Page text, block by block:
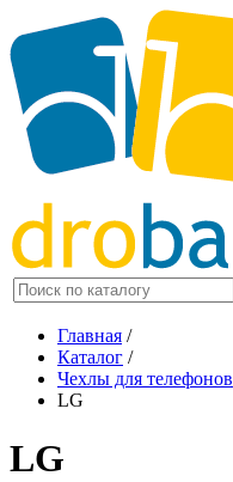
Главная /
Каталог /
Чехлы для телефонов
LG
LG